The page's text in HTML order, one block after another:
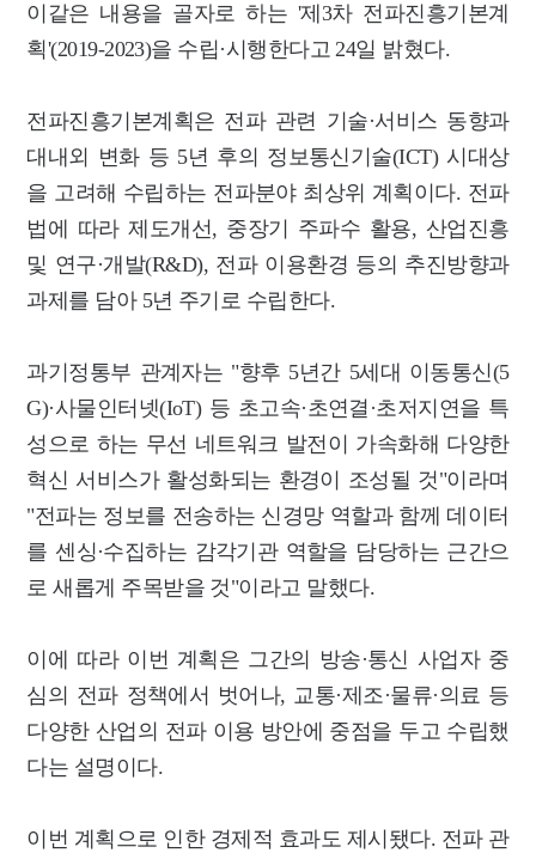
이같은 내용을 골자로 하는 '제3차 전파진흥기본계
획'(2019-2023)을 수립·시행한다고 24일 밝혔다.
전파진흥기본계획은 전파 관련 기술·서비스 동향과
대내외 변화 등 5년 후의 정보통신기술(ICT) 시대상
을 고려해 수립하는 전파분야 최상위 계획이다. 전파
법에 따라 제도개선, 중장기 주파수 활용, 산업진흥
및 연구·개발(R&D), 전파 이용환경 등의 추진방향과
과제를 담아 5년 주기로 수립한다.
과기정통부 관계자는 "향후 5년간 5세대 이동통신(5
G)·사물인터넷(IoT) 등 초고속·초연결·초저지연을 특
성으로 하는 무선 네트워크 발전이 가속화해 다양한
혁신 서비스가 활성화되는 환경이 조성될 것"이라며
"전파는 정보를 전송하는 신경망 역할과 함께 데이터
를 센싱·수집하는 감각기관 역할을 담당하는 근간으
로 새롭게 주목받을 것"이라고 말했다.
이에 따라 이번 계획은 그간의 방송·통신 사업자 중
심의 전파 정책에서 벗어나, 교통·제조·물류·의료 등
다양한 산업의 전파 이용 방안에 중점을 두고 수립했
다는 설명이다.
이번 계획으로 인한 경제적 효과도 제시됐다. 전파 관